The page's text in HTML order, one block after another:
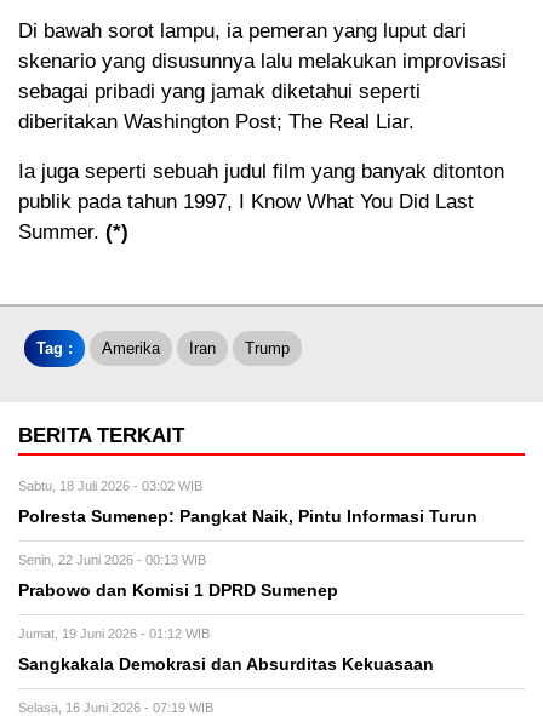
Di bawah sorot lampu, ia pemeran yang luput dari
skenario yang disusunnya lalu melakukan improvisasi
sebagai pribadi yang jamak diketahui seperti
diberitakan Washington Post; The Real Liar.
Ia juga seperti sebuah judul film yang banyak ditonton
publik pada tahun 1997, I Know What You Did Last
Summer. (*)
Tag : Amerika Iran Trump
BERITA TERKAIT
Sabtu, 18 Juli 2026 - 03:02 WIB
Polresta Sumenep: Pangkat Naik, Pintu Informasi Turun
Senin, 22 Juni 2026 - 00:13 WIB
Prabowo dan Komisi 1 DPRD Sumenep
Jumat, 19 Juni 2026 - 01:12 WIB
Sangkakala Demokrasi dan Absurditas Kekuasaan
Selasa, 16 Juni 2026 - 07:19 WIB